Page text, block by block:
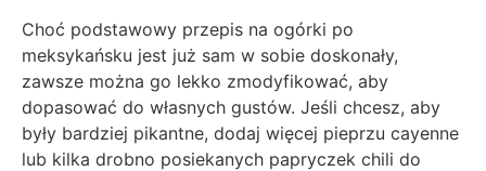
Choć podstawowy przepis na ogórki po
meksykańsku jest już sam w sobie doskonały,
zawsze można go lekko zmodyfikować, aby
dopasować do własnych gustów. Jeśli chcesz, aby
były bardziej pikantne, dodaj więcej pieprzu cayenne
lub kilka drobno posiekanych papryczek chili do